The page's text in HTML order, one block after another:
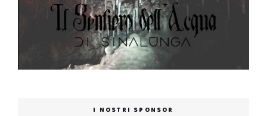
I NOSTRI SPONSOR